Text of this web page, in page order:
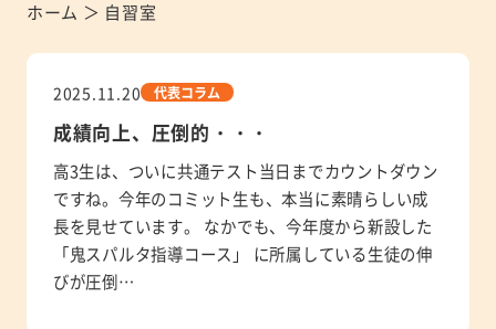
ホーム ＞ 自習室
2025.11.20 代表コラム
成績向上、圧倒的・・・
高3生は、ついに共通テスト当日までカウントダウン
ですね。今年のコミット生も、本当に素晴らしい成
長を見せています。 なかでも、今年度から新設した
「鬼スパルタ指導コース」 に所属している生徒の伸
びが圧倒…